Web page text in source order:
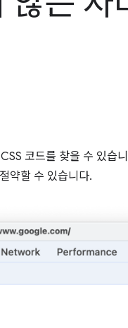
코드를 찾을 수 있습
약할 수 있습니다.